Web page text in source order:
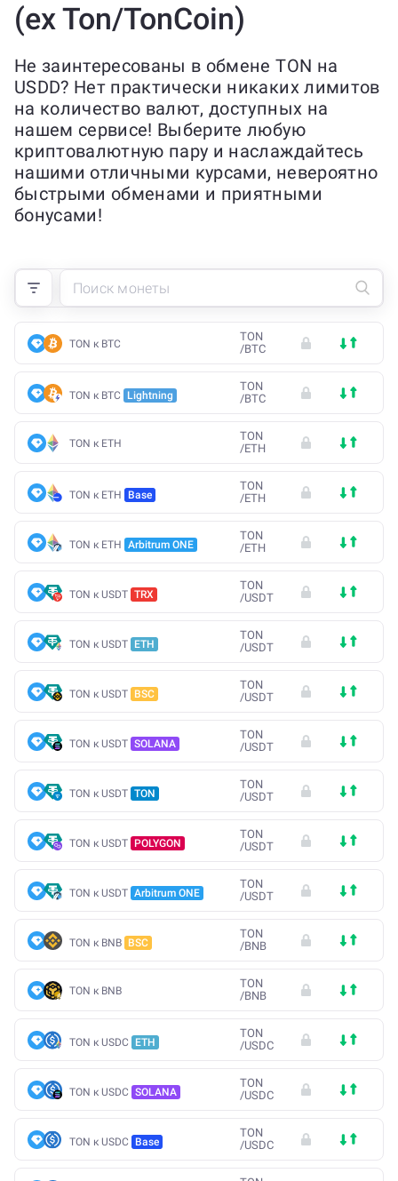
(ex Ton/TonCoin)
Не заинтересованы в обмене TON на
USDD? Нет практически никаких лимитов
на количество валют, доступных на
нашем сервисе! Выберите любую
криптовалютную пару и наслаждайтесь
нашими отличными курсами, невероятно
быстрыми обменами и приятными
бонусами!
TON к BTC
TON
/BTC
TON к BTC Lightning
TON
/BTC
TON к ETH
TON
/ETH
TON к ETH Base
TON
/ETH
TON к ETH Arbitrum ONE
TON
/ETH
TON к USDT TRX
TON
/USDT
TON к USDT ETH
TON
/USDT
TON к USDT BSC
TON
/USDT
TON к USDT SOLANA
TON
/USDT
TON к USDT TON
TON
/USDT
TON к USDT POLYGON
TON
/USDT
TON к USDT Arbitrum ONE
TON
/USDT
TON к BNB BSC
TON
/BNB
TON к BNB
TON
/BNB
TON к USDC ETH
TON
/USDC
TON к USDC SOLANA
TON
/USDC
TON к USDC Base
TON
/USDC